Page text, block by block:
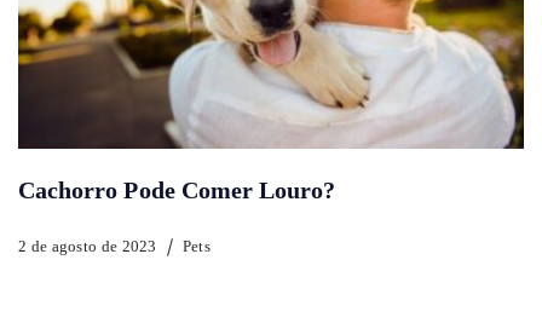
Cachorro Pode Comer Louro?
2 de agosto de 2023 Pets